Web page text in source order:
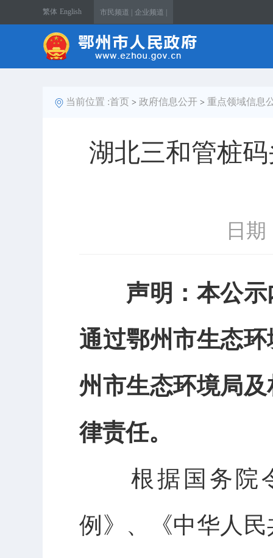
繁体 English 市民频道 | 企业频道 |
当前位置 :首页 > 政府信息公开 > 重点领域信息
湖北三和管桩
日期
声明：本公
通过鄂州市生态
州市生态环境局
律责任。
根据国务院
例》、《中华人